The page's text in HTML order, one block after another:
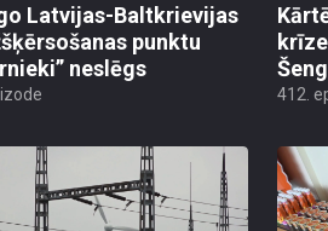
Latvijas-Baltkrievijas
punktu
neslēgs
412.